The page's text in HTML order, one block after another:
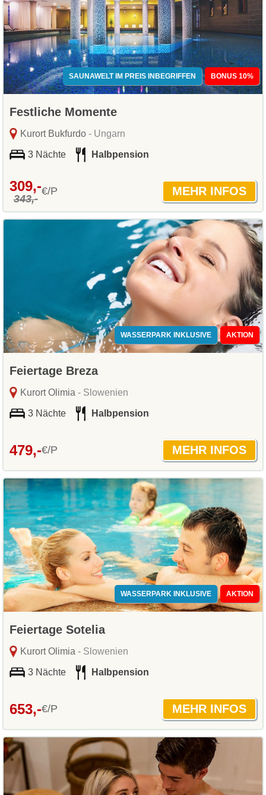
SAUNAWELT IM PREIS INBEGRIFFEN BONUS 10%
Festliche Momente
Kurort Bukfurdo- Ungarn
3 Nächte Halbpension
309,-
343,-
€/P
WASSERPARK INKLUSIVE AKTION
Feiertage Breza
Kurort Olimia - Slowenien
3 Nächte Halbpension
479,-€/P
WASSERPARK INKLUSIVE AKTION
Feiertage Sotelia
Kurort Olimia - Slowenien
3 Nächte Halbpension
653,-€/P